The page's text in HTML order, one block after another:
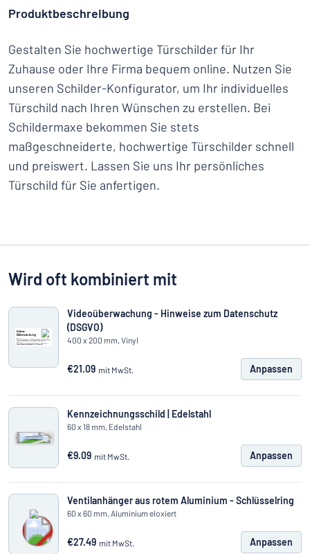
Produktbeschreibung
Gestalten Sie hochwertige Türschilder für Ihr
Zuhause oder Ihre Firma bequem online. Nutzen Sie
unseren Schilder-Konfigurator, um Ihr individuelles
Türschild nach Ihren Wünschen zu erstellen. Bei
Schildermaxe bekommen Sie stets
maßgeschneiderte, hochwertige Türschilder schnell
und preiswert. Lassen Sie uns Ihr persönliches
Türschild für Sie anfertigen.
Wird oft kombiniert mit
Videoüberwachung - Hinweise zum Datenschutz
(DSGVO)
400 x 200 mm, Vinyl
€21.09 mit MwSt. Anpassen
Kennzeichnungsschild | Edelstahl
60 x 18 mm, Edelstahl
€9.09 mit MwSt. Anpassen
Ventilanhänger aus rotem Aluminium - Schlüsselring
60 x 60 mm, Aluminium eloxiert
€27.49 mit MwSt. Anpassen